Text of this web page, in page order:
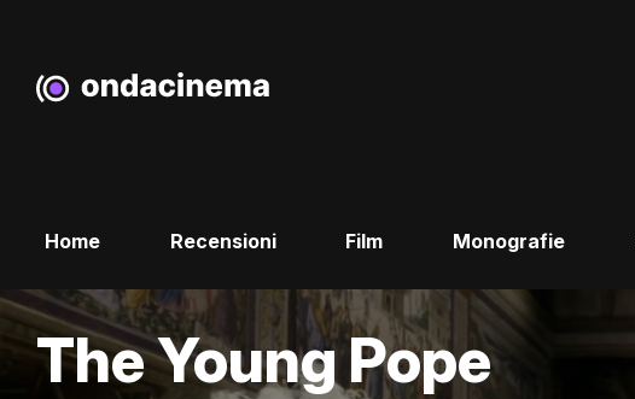
Home Recensioni Film Monografie
The Young Pope